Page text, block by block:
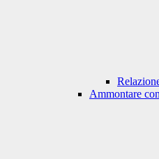
Ammontare